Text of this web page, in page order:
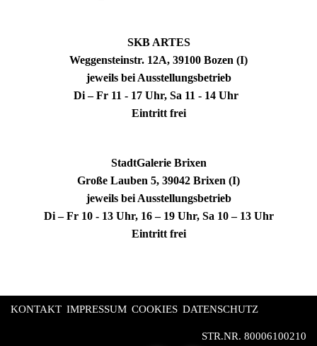
SKB ARTES
Weggensteinstr. 12A, 39100 Bozen (I)
jeweils bei Ausstellungsbetrieb
Di – Fr 11 - 17 Uhr, Sa 11 - 14 Uhr
Eintritt frei
StadtGalerie Brixen
Große Lauben 5, 39042 Brixen (I)
jeweils bei Ausstellungsbetrieb
Di – Fr 10 - 13 Uhr, 16 – 19 Uhr, Sa 10 – 13 Uhr
Eintritt frei
KONTAKT IMPRESSUM COOKIES DATENSCHUTZ
STR.NR. 80006100210